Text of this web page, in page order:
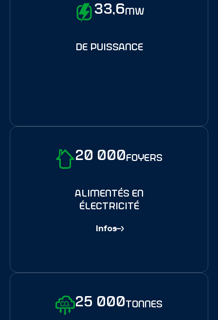
33,6MW
de puissance
20 000foyers
alimentés en
électricité
Infos
25 000tonnes